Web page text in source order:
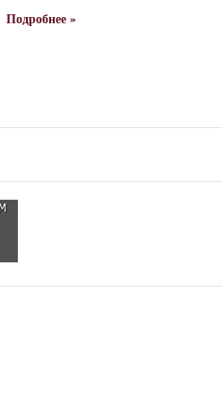
Подробнее »